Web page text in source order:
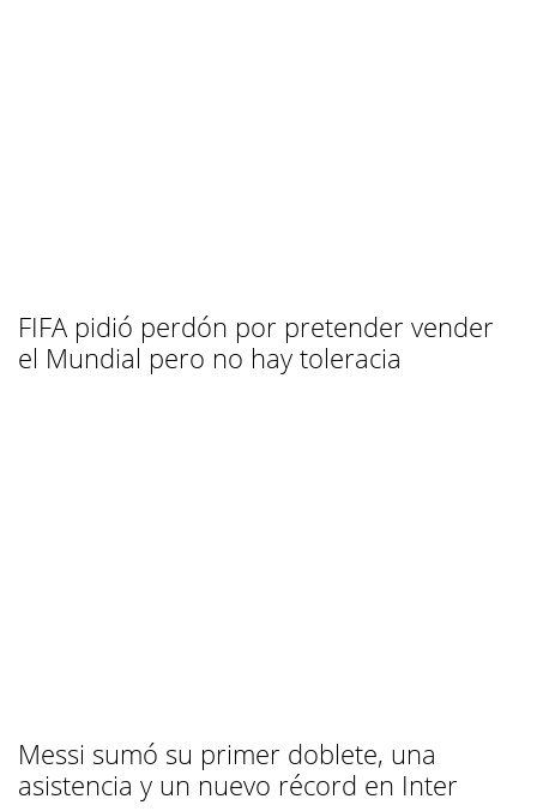
FIFA pidió perdón por pretender vender
el Mundial pero no hay toleracia
Messi sumó su primer doblete, una
asistencia y un nuevo récord en Inter